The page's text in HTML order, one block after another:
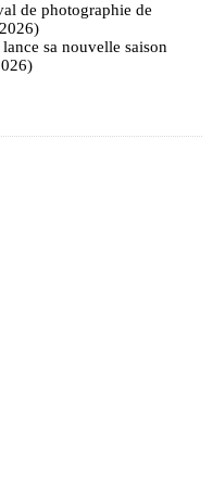
de photographie de
sa nouvelle saison